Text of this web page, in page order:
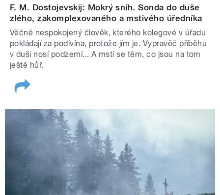
F. M. Dostojevskij: Mokrý sníh. Sonda do duše
zlého, zakomplexovaného a mstivého úředníka
Věčně nespokojený člověk, kterého kolegové v úřadu
pokládají za podivína, protože jím je. Vypravěč příběhu
v duši nosí podzemí... A mstí se těm, co jsou na tom
ještě hůř.